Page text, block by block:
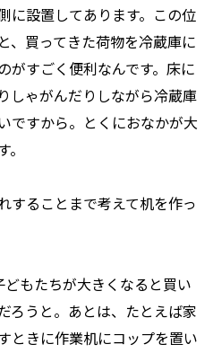
に設置してあります。この位
、買ってきた荷物を冷蔵庫に
がすごく便利なんです。床に
しゃがんだりしながら冷蔵庫
ですから。とくにおなかが大
することまで考えて机を作っ
もたちが大きくなると買い
ろうと。あとは、たとえば家
ときに作業机にコップを置い